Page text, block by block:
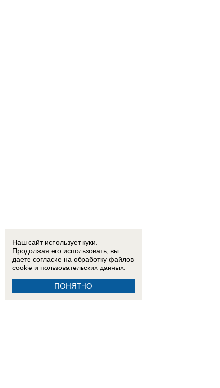
Наш сайт использует куки.
Продолжая его использовать, вы
даете согласие на обработку файлов
cookie и пользовательских данных.
ПОНЯТНО